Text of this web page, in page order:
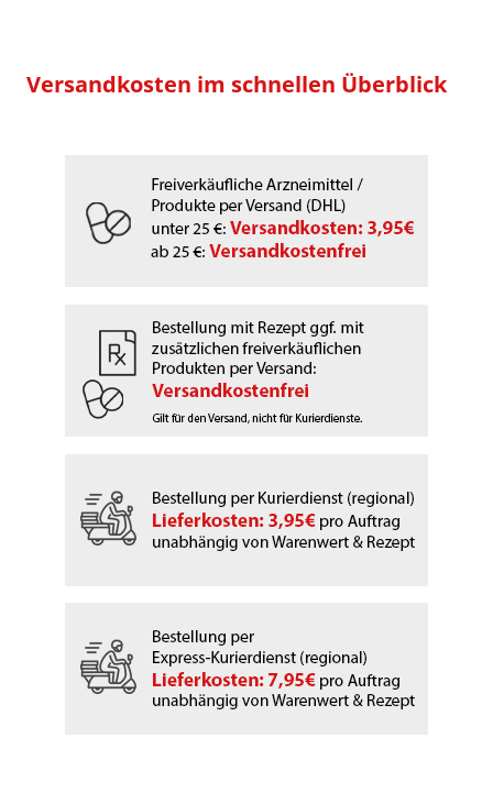
Versandkosten im schnellen Überblick